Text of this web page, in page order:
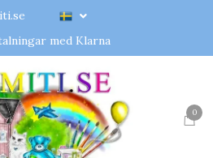
med Klarna
0